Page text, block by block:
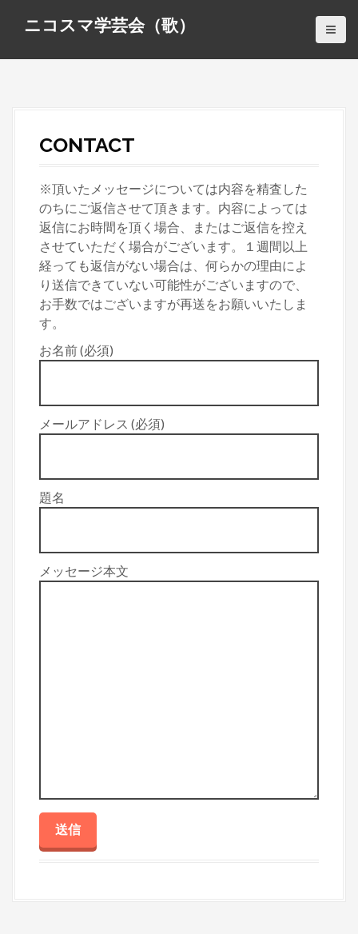
ニコスマ学芸会（歌）
CONTACT
※頂いたメッセージについては内容を精査した
のちにご返信させて頂きます。内容によっては
返信にお時間を頂く場合、またはご返信を控え
させていただく場合がございます。１週間以上
経っても返信がない場合は、何らかの理由によ
り送信できていない可能性がございますので、
お手数ではございますが再送をお願いいたしま
す。
お名前 (必須)
メールアドレス (必須)
題名
メッセージ本文